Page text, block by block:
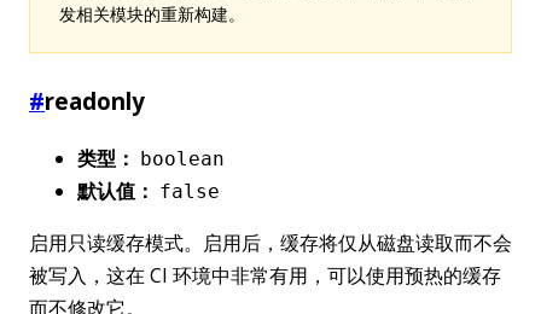
发相关模块的重新构建。
#readonly
类型： boolean
默认值： false
启用只读缓存模式。启用后，缓存将仅从磁盘读取而不会
被写入，这在 CI 环境中非常有用，可以使用预热的缓存
而不修改它。